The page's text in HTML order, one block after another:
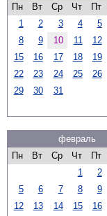
Пн
Вт Ср Чт Пт
1
2 3 4 5
8
9 10 11 12
15
16 17 18 19
22
23 24 25 26
29
30 31
февраль
Пн
Вт Ср Чт Пт
1
2
5
6 7 8 9
12
13 14 15 16